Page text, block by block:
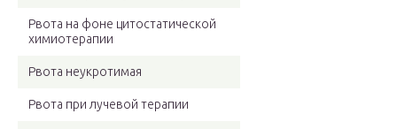
Рвота на фоне цитостатической
химиотерапии
Рвота неукротимая
Рвота при лучевой терапии